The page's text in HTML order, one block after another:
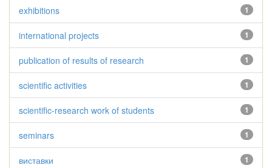
1
exhibitions
1
international projects
1
publication of results of research
1
scientific activities
1
scientific-research work of students
1
seminars
1
виставки